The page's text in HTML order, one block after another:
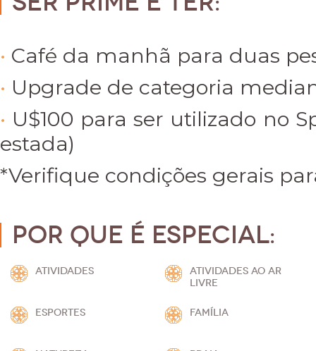
Café da manhã para duas
Upgrade de categoria
U$100 para ser utilizado no
estada)
*Verifique condições gerais
Por que é especial:
ATIVIDADES
ATIVIDADES AO AR
LIVRE
ESPORTES FAMÍLIA